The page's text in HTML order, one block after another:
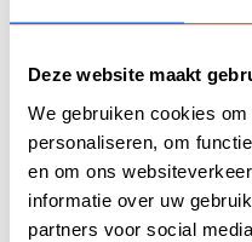
Deze website maakt
We gebruiken cookies
personaliseren, om
en om ons
informatie over uw
partners voor social
Controleer uw
Probeer een andere
onze lijst van
Contacteer onze
aanhoudt, neem dan
team is bereikbaar via
graag verder.